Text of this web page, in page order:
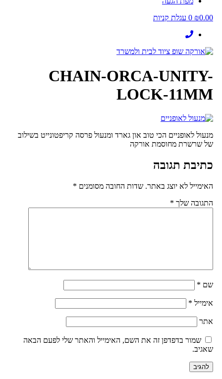
₪0.00
0 עגלת קניות
CHAIN-ORCA-UNITY-
LOCK-11MM
מנעול לאופניים הכי טוב און גארד ומנעול פרסה קריפטונייט בשילוב
של שרשרת מחוסמת אורקה
כתיבת תגובה
האימייל לא יוצג באתר. שדות החובה מסומנים *
התגובה שלך *
שם *
אימייל *
אתר
שמור בדפדפן זה את השם, האימייל והאתר שלי לפעם הבאה
שאגיב.